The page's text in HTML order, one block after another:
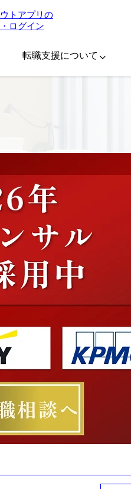
トアプリの
ログイン
転職支援について